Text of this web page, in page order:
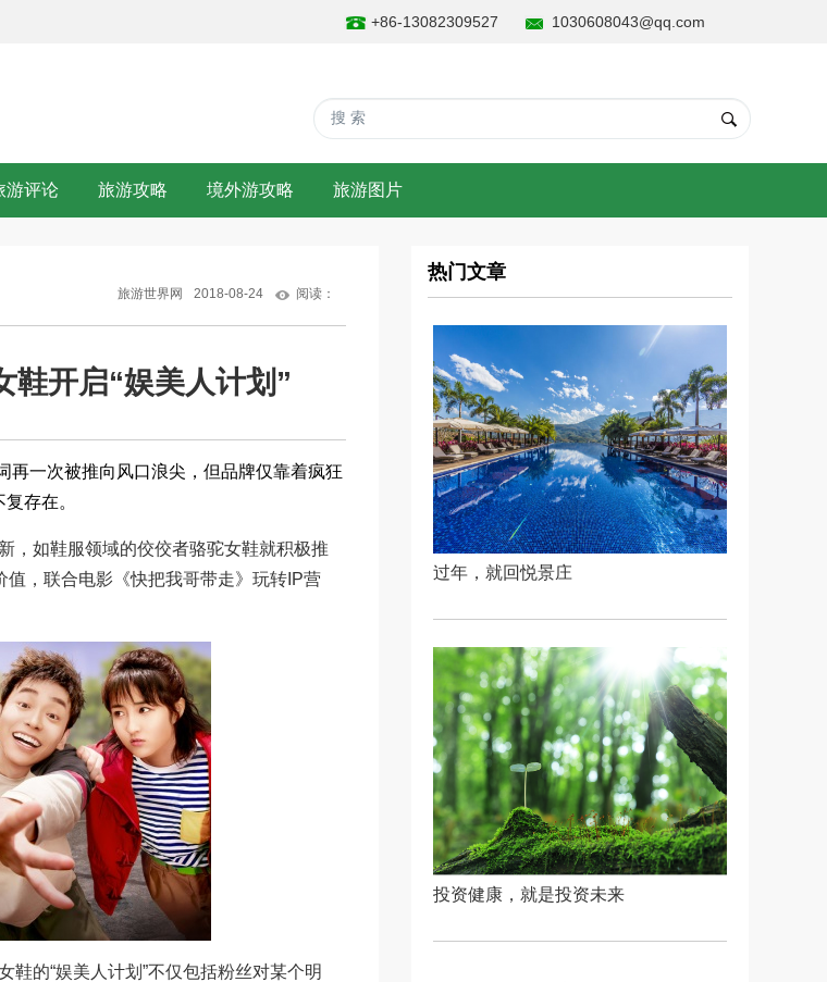
+86-13082309527 1030608043@qq.com
游评论 旅游攻略 境外游攻略 旅游图片
旅游世界网 2018-08-24 阅读：
鞋开启“娱美人计划”
一次被推向风口浪尖，但品牌仅靠着疯狂
存在。
如鞋服领域的佼佼者骆驼女鞋就积极推
值，联合电影《快把我哥带走》玩转IP营
的“娱美人计划”不仅包括粉丝对某个明
热门文章
过年，就回悦景庄
投资健康，就是投资未来